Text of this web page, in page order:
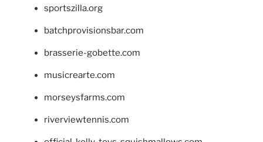
sportszilla.org
batchprovisionsbar.com
brasserie-gobette.com
musicrearte.com
morseysfarms.com
riverviewtennis.com